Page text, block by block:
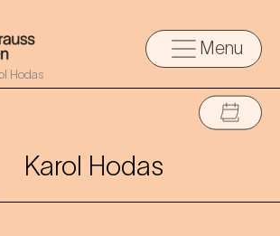
Menu
Hodas
Karol Hodas